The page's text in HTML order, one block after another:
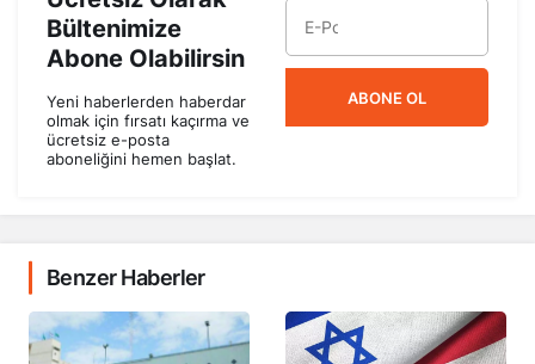
Bültenimize
Abone Olabilirsin
Yeni haberlerden haberdar
olmak için fırsatı kaçırma ve
ücretsiz e-posta
aboneliğini hemen başlat.
ABONE OL
Benzer Haberler